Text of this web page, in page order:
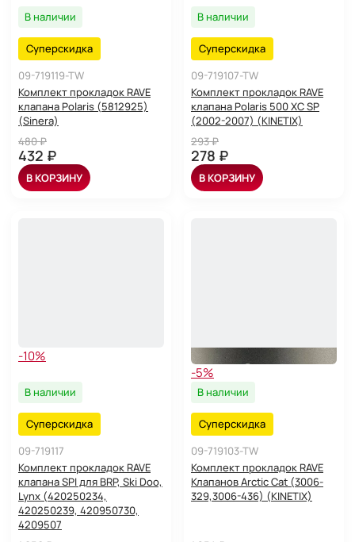
В наличии
Суперскидка
09-719119-TW
Комплект прокладок RAVE
клапана Polaris (5812925)
(Sinera)
480 ₽
432 ₽
В КОРЗИНУ
В наличии
Суперскидка
09-719107-TW
Комплект прокладок RAVE
клапана Polaris 500 XC SP
(2002-2007) (KINETIX)
293 ₽
278 ₽
В КОРЗИНУ
-10%
В наличии
Суперскидка
09-719117
Комплект прокладок RAVE
клапана SPI для BRP, Ski Doo,
Lynx (420250234,
420250239, 420950730,
4209507
-5%
В наличии
Суперскидка
09-719103-TW
Комплект прокладок RAVE
Клапанов Arctic Cat (3006-
329,3006-436) (KINETIX)